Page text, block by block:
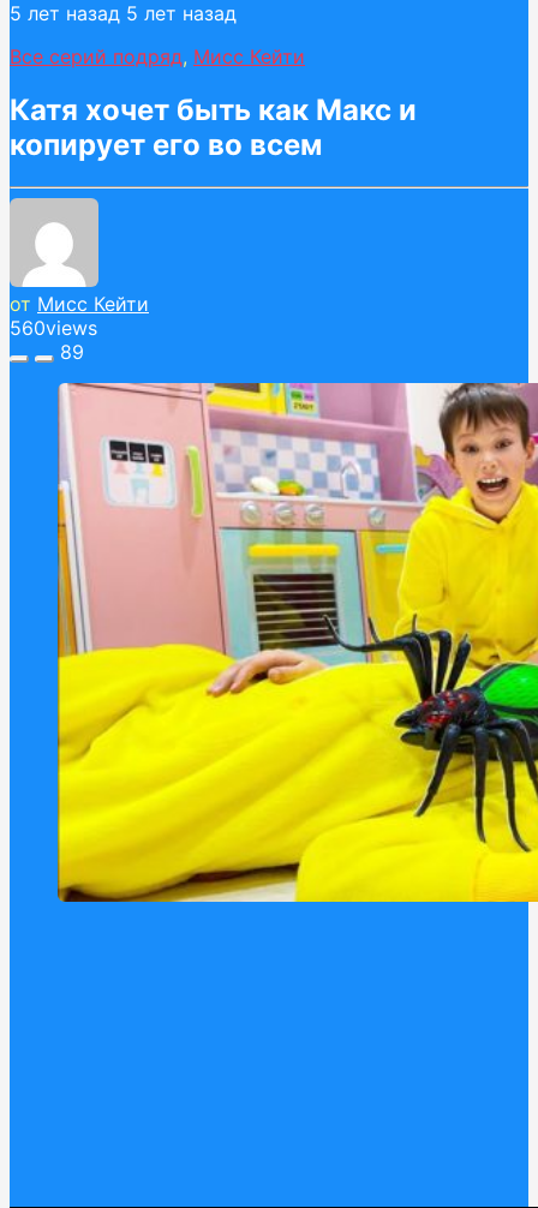
5 лет назад 5 лет назад
Все серий подряд, Мисс Кейти
Катя хочет быть как Макс и
копирует его во всем
от Мисс Кейти
560views
89